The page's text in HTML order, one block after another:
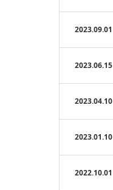
2023.09.01
2023.06.15
2023.04.10
2023.01.10
2022.10.01